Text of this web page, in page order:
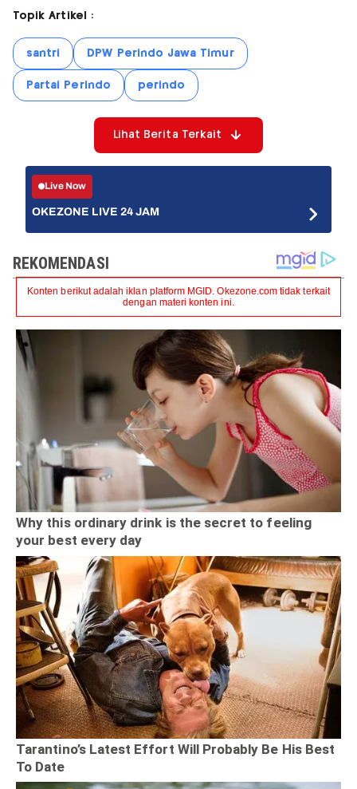
Topik Artikel :
santri DPW Perindo Jawa Timur
Partai Perindo perindo
Lihat Berita Terkait
Live Now
OKEZONE LIVE 24 JAM